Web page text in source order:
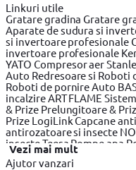
Linkuri utile
Gratare gradinaGratare
Aparate de sudura si
si invertoare profesionale
invertoare profesionale
YATO Compresor aer
Auto Redresoare si Roboti
Roboti de pornire Auto
incalzire ART FLAME
& Prize Prelungitoare &
Prize LogiLinkCapcane
antirozatoare si insecte
insecte TeesaPompe apa
SeifuriSeifuri Yale
Vezi mai mult
Ajutor vanzari